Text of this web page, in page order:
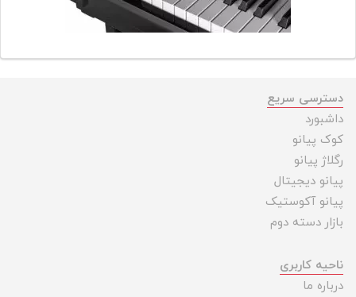
دسترسی سریع
داشبورد
کوک پیانو
رگلاژ پیانو
پیانو دیجیتال
پیانو آکوستیک
بازار دسته دوم
ناحیه کاربری
درباره ما